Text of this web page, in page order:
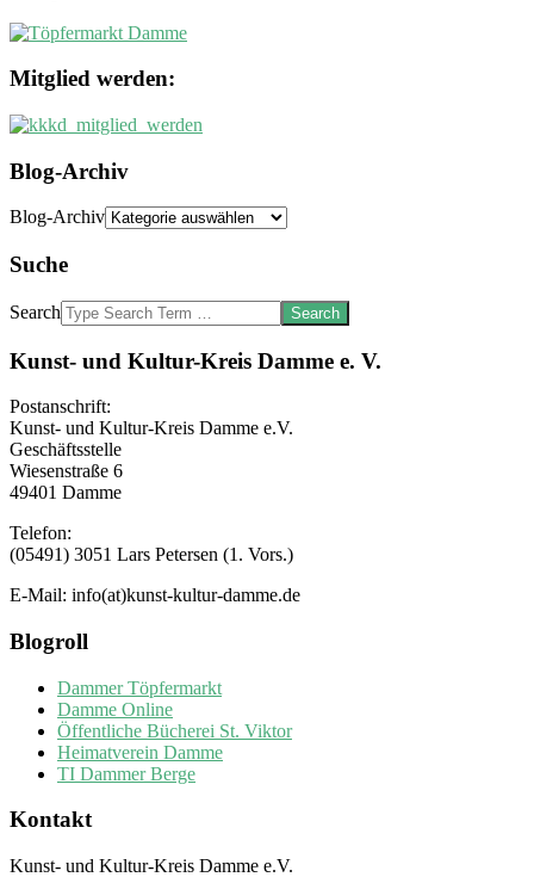
Mitglied werden:
Blog-Archiv
Blog-Archiv
Suche
Search
Kunst- und Kultur-Kreis Damme e. V.
Postanschrift:
Kunst- und Kultur-Kreis Damme e.V.
Geschäftsstelle
Wiesenstraße 6
49401 Damme
Telefon:
(05491) 3051 Lars Petersen (1. Vors.)
E-Mail: info(at)kunst-kultur-damme.de
Blogroll
Dammer Töpfermarkt
Damme Online
Öffentliche Bücherei St. Viktor
Heimatverein Damme
TI Dammer Berge
Kontakt
Kunst- und Kultur-Kreis Damme e.V.